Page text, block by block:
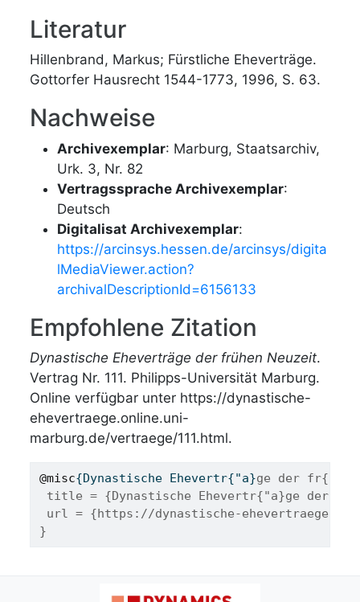
Literatur
Hillenbrand, Markus; Fürstliche Eheverträge.
Gottorfer Hausrecht 1544-1773, 1996, S. 63.
Nachweise
Archivexemplar: Marburg, Staatsarchiv,
Urk. 3, Nr. 82
Vertragssprache Archivexemplar:
Deutsch
Digitalisat Archivexemplar:
https://arcinsys.hessen.de/arcinsys/digita
lMediaViewer.action?
archivalDescriptionId=6156133
Empfohlene Zitation
Dynastische Eheverträge der frühen Neuzeit.
Vertrag Nr. 111. Philipps-Universität Marburg.
Online verfügbar unter https://dynastische-
ehevertraege.online.uni-
marburg.de/vertraege/111.html.
@misc{Dynastische Ehevertr{"a}ge der
title = {Dynastische Ehevertr{"a}ge der
url = {https://dynastische-
}